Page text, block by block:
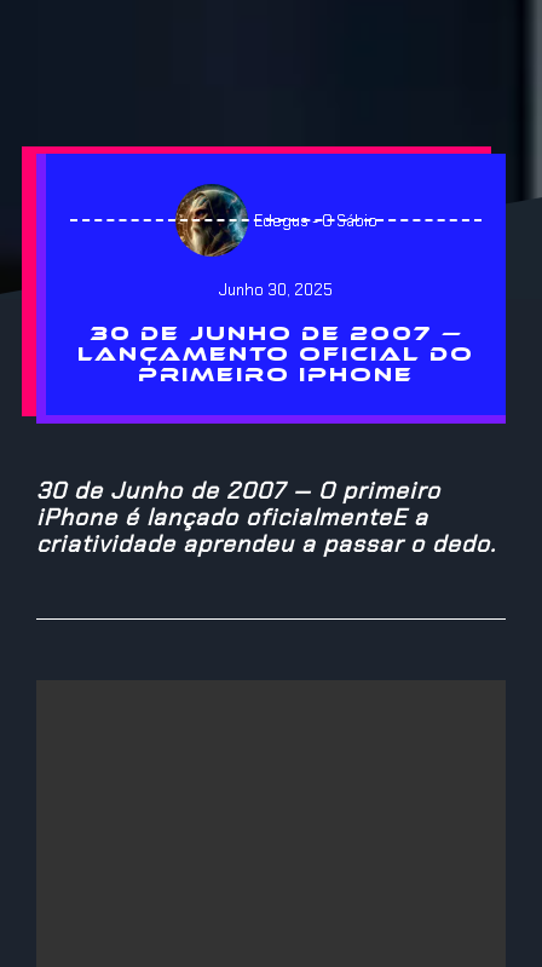
Edegus - O Sábio
Junho 30, 2025
30 DE JUNHO DE 2007 —
LANÇAMENTO OFICIAL DO
PRIMEIRO IPHONE
30 de Junho de 2007 — O primeiro
iPhone é lançado oficialmenteE a
criatividade aprendeu a passar o dedo.